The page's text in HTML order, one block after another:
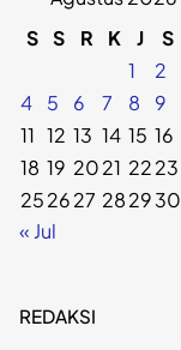
S S R K J S
1
2
4
5 6 7 8 9
11 12 13 14 15 16
18 19 2021 2223
252627 282930
« Jul
REDAKSI